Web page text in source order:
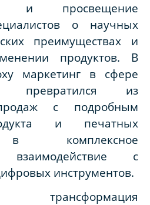
и просвещение
о научных
преимуществах и
продуктов. В
маркетинг в сфере
превратился из
с подробным
и печатных
в комплексное
взаимодействие с
инструментов.